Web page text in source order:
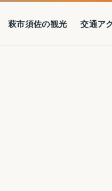
萩市須佐の観光 交通ア